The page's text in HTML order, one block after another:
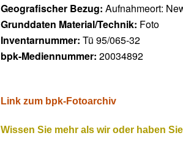
Geografischer Bezug:Aufnahmeort:
Grunddaten Material/Technik: Foto
Inventarnummer:Tü 95/065-32
bpk-Mediennummer:20034892
Link zum bpk-Fotoarchiv
Wissen Sie mehr als wir oder haben